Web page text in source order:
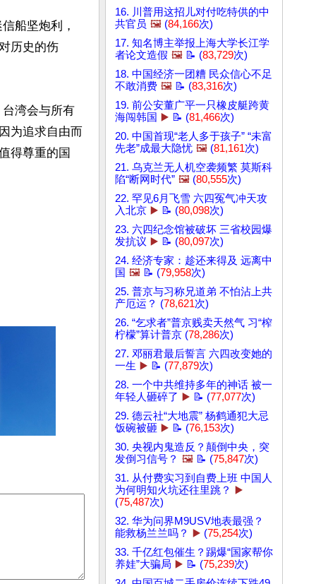
船坚炮利，
历史的伤
湾会与所有
为追求自由而
得尊重的国
16. 川普用这招儿对付吃特供的中
共官员 🖼️ (84,166次)
17. 知名博主举报上海大学长江学
者论文造假 🖼️ 📝 (83,729次)
18. 中国经济一团糟 民众信心不足
不敢消费 🖼️ 📝 (83,316次)
19. 前公安董广平一只橡皮艇跨黄
海闯韩国 ▶️ 📝 (81,466次)
20. 中国首现“老人多于孩子” “未富
先老”成最大隐忧 🖼️ (81,161次)
21. 乌克兰无人机空袭频繁 莫斯科
陷“断网时代” 🖼️ (80,555次)
22. 罕见6月飞雪 六四冤气冲天攻
入北京 ▶️ 📝 (80,098次)
23. 六四纪念馆被破坏 三省校园爆
发抗议 ▶️ 📝 (80,097次)
24. 经济专家：趁还来得及 远离中
国 🖼️ 📝 (79,958次)
25. 普京与习称兄道弟 不怕沾上共
产厄运？ (78,621次)
26. “乞求者”普京贱卖天然气 习“榨
柠檬”算计普京 (78,286次)
27. 邓丽君最后誓言 六四改变她的
一生 ▶️ 📝 (77,879次)
28. 一个中共维持多年的神话 被一
年轻人砸碎了 ▶️ 📝 (77,077次)
29. 德云社“大地震” 杨鹤通犯大忌
饭碗被砸 ▶️ 📝 (76,153次)
30. 央视内鬼造反？颠倒中央，突
发倒习信号？ 🖼️ 📝 (75,847次)
31. 从付费实习到自费上班 中国人
为何明知火坑还往里跳？
▶️
(75,487次)
32. 华为问界M9USV地表最强？
能救杨兰兰吗？
▶️ (75,254次)
33. 千亿红包催生？踢爆“国家帮你
养娃”大骗局 ▶️ 📝 (75,239次)